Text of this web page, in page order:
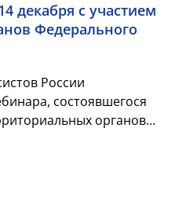
декабря с участием
Федерального
России
состоявшегося
органов